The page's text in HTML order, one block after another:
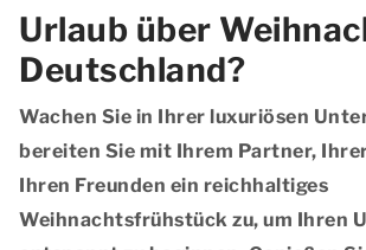
Urlaub über
Deutschland?
Wachen Sie in Ihrer luxuriösen
bereiten Sie mit Ihrem Partner,
Ihren Freunden ein reichhaltiges
Weihnachtsfrühstück zu, um Ihren